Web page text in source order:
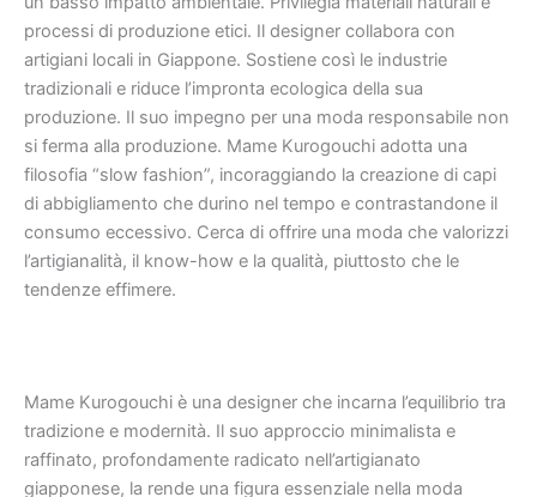
processi di produzione etici. Il designer collabora con
artigiani locali in Giappone. Sostiene così le industrie
tradizionali e riduce l’impronta ecologica della sua
produzione. Il suo impegno per una moda responsabile non
si ferma alla produzione. Mame Kurogouchi adotta una
filosofia “slow fashion”, incoraggiando la creazione di capi
di abbigliamento che durino nel tempo e contrastandone il
consumo eccessivo. Cerca di offrire una moda che valorizzi
l’artigianalità, il know-how e la qualità, piuttosto che le
tendenze effimere.
Mame Kurogouchi è una designer che incarna l’equilibrio tra
tradizione e modernità. Il suo approccio minimalista e
raffinato, profondamente radicato nell’artigianato
giapponese, la rende una figura essenziale nella moda